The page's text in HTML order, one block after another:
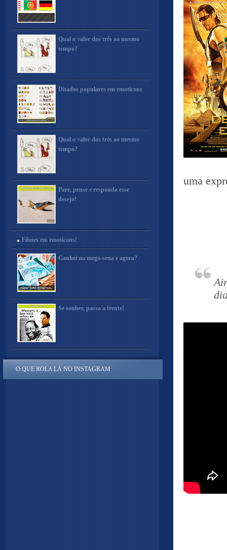
uma
Qual o valor dos três ao mesmo
tempo?
Ditados populares em emoticons
Qual o valor dos três ao mesmo
tempo?
Pare, pense e responda esse
desejo!
Filmes em emoticons!
Ganhei na mega-sena e agora?
Se souber, passa a frente!
O QUE ROLA LÁ NO INSTAGRAM